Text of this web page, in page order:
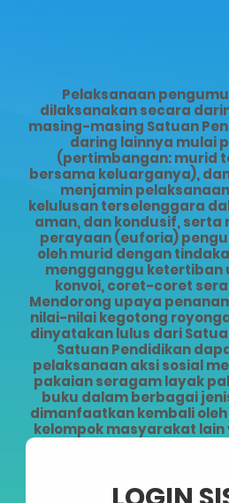
Pelaksanaan
dilaksanakan secara
masing-masing Satuan
daring lainnya mulai
(pertimbangan: murid
bersama keluarganya),
menjamin
kelulusan terselenggara
aman, dan kondusif, serta
perayaan (euforia)
oleh murid dengan
mengganggu ketertiban
konvoi, coret-coret
Mendorong upaya
nilai-nilai kegotong
dinyatakan lulus dari
Satuan Pendidikan
pelaksanaan aksi sosial
pakaian seragam layak
buku dalam berbagai
dimanfaatkan kembali
kelompok masyarakat